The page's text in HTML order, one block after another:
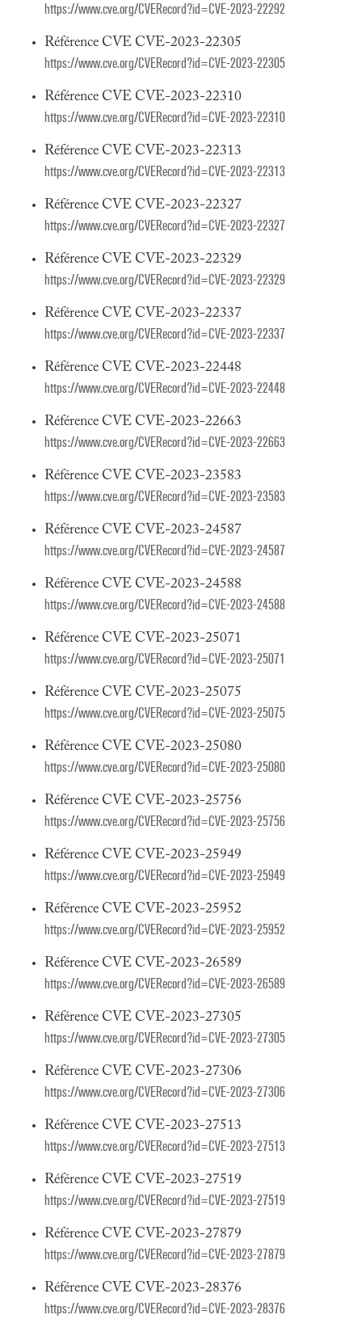
https://www.cve.org/CVERecord?id=CVE-2023-22292
Référence CVE CVE-2023-22305
https://www.cve.org/CVERecord?id=CVE-2023-22305
Référence CVE CVE-2023-22310
https://www.cve.org/CVERecord?id=CVE-2023-22310
Référence CVE CVE-2023-22313
https://www.cve.org/CVERecord?id=CVE-2023-22313
Référence CVE CVE-2023-22327
https://www.cve.org/CVERecord?id=CVE-2023-22327
Référence CVE CVE-2023-22329
https://www.cve.org/CVERecord?id=CVE-2023-22329
Référence CVE CVE-2023-22337
https://www.cve.org/CVERecord?id=CVE-2023-22337
Référence CVE CVE-2023-22448
https://www.cve.org/CVERecord?id=CVE-2023-22448
Référence CVE CVE-2023-22663
https://www.cve.org/CVERecord?id=CVE-2023-22663
Référence CVE CVE-2023-23583
https://www.cve.org/CVERecord?id=CVE-2023-23583
Référence CVE CVE-2023-24587
https://www.cve.org/CVERecord?id=CVE-2023-24587
Référence CVE CVE-2023-24588
https://www.cve.org/CVERecord?id=CVE-2023-24588
Référence CVE CVE-2023-25071
https://www.cve.org/CVERecord?id=CVE-2023-25071
Référence CVE CVE-2023-25075
https://www.cve.org/CVERecord?id=CVE-2023-25075
Référence CVE CVE-2023-25080
https://www.cve.org/CVERecord?id=CVE-2023-25080
Référence CVE CVE-2023-25756
https://www.cve.org/CVERecord?id=CVE-2023-25756
Référence CVE CVE-2023-25949
https://www.cve.org/CVERecord?id=CVE-2023-25949
Référence CVE CVE-2023-25952
https://www.cve.org/CVERecord?id=CVE-2023-25952
Référence CVE CVE-2023-26589
https://www.cve.org/CVERecord?id=CVE-2023-26589
Référence CVE CVE-2023-27305
https://www.cve.org/CVERecord?id=CVE-2023-27305
Référence CVE CVE-2023-27306
https://www.cve.org/CVERecord?id=CVE-2023-27306
Référence CVE CVE-2023-27513
https://www.cve.org/CVERecord?id=CVE-2023-27513
Référence CVE CVE-2023-27519
https://www.cve.org/CVERecord?id=CVE-2023-27519
Référence CVE CVE-2023-27879
https://www.cve.org/CVERecord?id=CVE-2023-27879
Référence CVE CVE-2023-28376
https://www.cve.org/CVERecord?id=CVE-2023-28376